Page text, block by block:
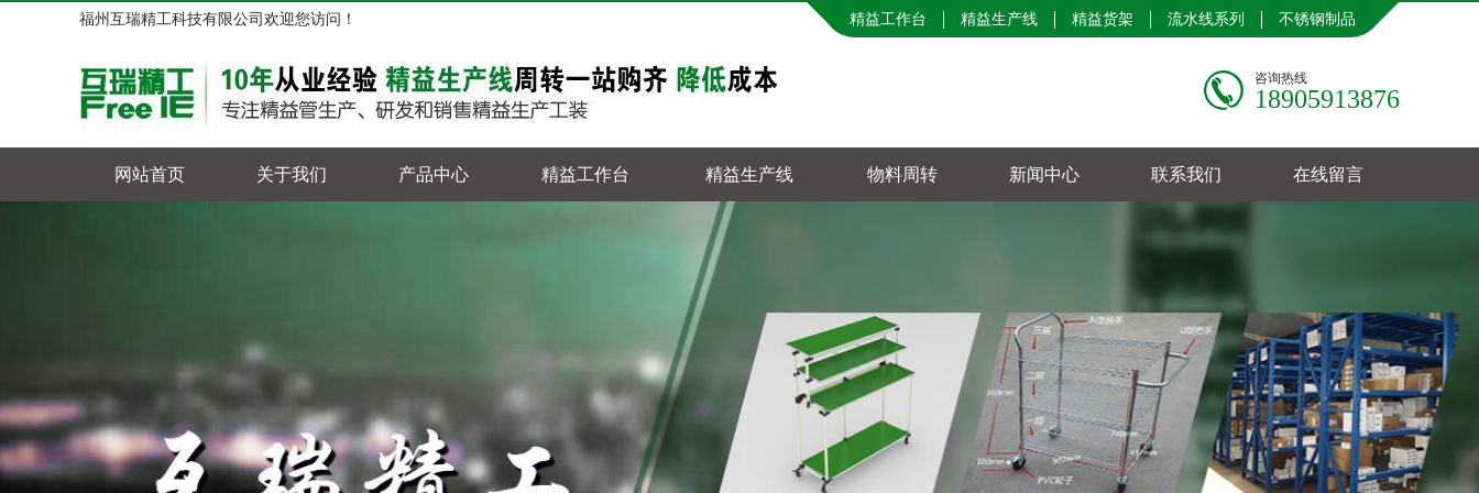
福州互瑞精工科技有限公司欢迎您访问！ 精益工作台 精益生产线 精益货架 流水线系列 不锈钢制品
咨询热线
18905913876
网站首页 关于我们 产品中心 精益工作台 精益生产线 物料周转 新闻中心 联系我们 在线留言